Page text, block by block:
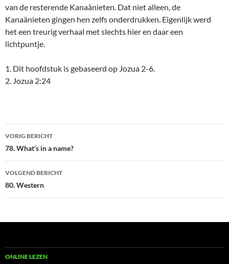
van de resterende Kanaänieten. Dat niet alleen, de
Kanaänieten gingen hen zelfs onderdrukken. Eigenlijk werd
het een treurig verhaal met slechts hier en daar een
lichtpuntje.
1. Dit hoofdstuk is gebaseerd op Jozua 2-6.
2. Jozua 2:24
Bericht
navigatie
VORIG BERICHT
78. What’s in a name?
VOLGEND BERICHT
80. Western
ONLINE LEZEN